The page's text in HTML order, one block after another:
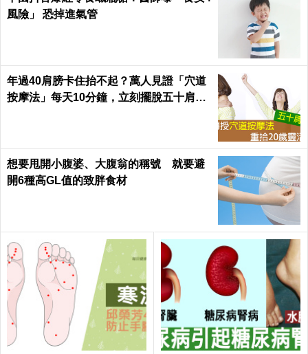
風險」 恐掉進氣管
年過40肩膀卡住抬不起？萬人見證「穴道
按摩法」每天10分鐘，立刻擺脫五十肩｜
想要甩開小腹婆、大腹翁的稱號 就要避
開6種高GL值的致胖食材